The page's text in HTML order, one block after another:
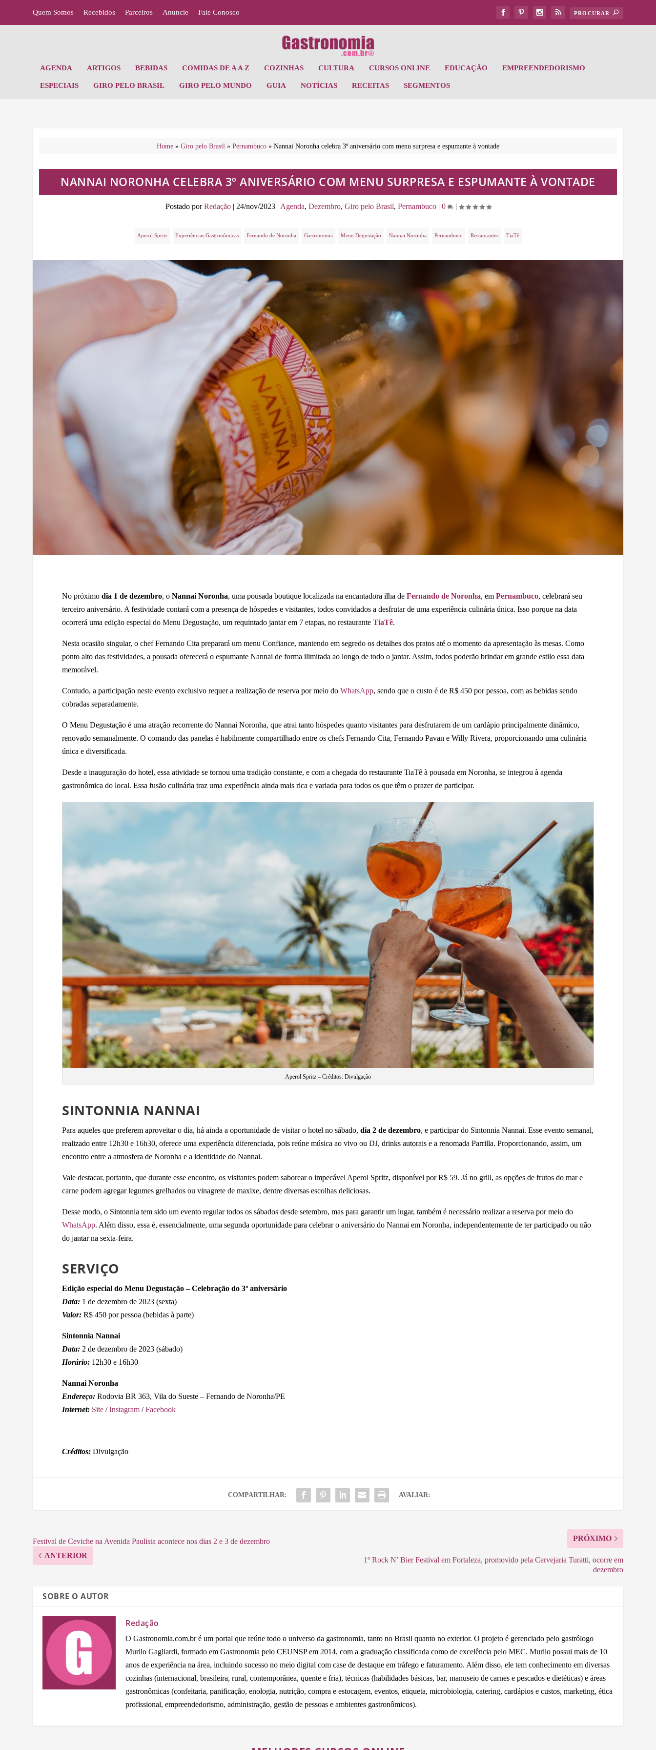
Quem Somos Recebidos Parceiros Anuncie Fale Conosco
AGENDA ARTIGOS BEBIDAS COMIDAS DE A A Z COZINHAS CULTURA CURSOS ONLINE EDUCAÇÃO EMPREENDEDORISMO
ESPECIAIS GIRO PELO BRASIL GIRO PELO MUNDO GUIA NOTÍCIAS RECEITAS SEGMENTOS
Home » Giro pelo Brasil » Pernambuco » Nannai Noronha celebra 3º aniversário com menu surpresa e espumante à vontade
NANNAI NORONHA CELEBRA 3º ANIVERSÁRIO COM MENU SURPRESA E ESPUMANTE À VONTADE
Postado porRedação| 24/nov/2023| Agenda, Dezembro, Giro pelo Brasil, Pernambuco| 0 |
Aperol Spritz Experiências Gastronômicas Fernando de Noronha Gastronomia Menu Degustação Nannai Noronha Pernambuco Restaurantes TiaTê
No próximodia 1 de dezembro, oNannai Noronha, uma pousada boutique localizada na encantadora ilha deFernando de Noronha, emPernambuco, celebrará seu
terceiro aniversário. A festividade contará com a presença de hóspedes e visitantes, todos convidados a desfrutar de uma experiência culinária única. Isso porque na data
ocorrerá uma edição especial do Menu Degustação, um requintado jantar em 7 etapas, no restauranteTiaTê.
Nesta ocasião singular, o chef Fernando Cita preparará um menu Confiance, mantendo em segredo os detalhes dos pratos até o momento da apresentação às mesas. Como
ponto alto das festividades, a pousada oferecerá o espumante Nannai de forma ilimitada ao longo de todo o jantar. Assim, todos poderão brindar em grande estilo essa data
memorável.
Contudo, a participação neste evento exclusivo requer a realização de reserva por meio doWhatsApp, sendo que o custo é de R$ 450 por pessoa, com as bebidas sendo
cobradas separadamente.
O Menu Degustação é uma atração recorrente do Nannai Noronha, que atrai tanto hóspedes quanto visitantes para desfrutarem de um cardápio principalmente dinâmico,
renovado semanalmente. O comando das panelas é habilmente compartilhado entre os chefs Fernando Cita, Fernando Pavan e Willy Rivera, proporcionando uma culinária
única e diversificada.
Desde a inauguração do hotel, essa atividade se tornou uma tradição constante, e com a chegada do restaurante TiaTê à pousada em Noronha, se integrou à agenda
gastronômica do local. Essa fusão culinária traz uma experiência ainda mais rica e variada para todos os que têm o prazer de participar.
Aperol Spritz – Créditos: Divulgação
SINTONNIA NANNAI
Para aqueles que preferem aproveitar o dia, há ainda a oportunidade de visitar o hotel no sábado,dia 2 de dezembro, e participar do Sintonnia Nannai. Esse evento semanal,
realizado entre 12h30 e 16h30, oferece uma experiência diferenciada, pois reúne música ao vivo ou DJ, drinks autorais e a renomada Parrilla. Proporcionando, assim, um
encontro entre a atmosfera de Noronha e a identidade do Nannai.
Vale destacar, portanto, que durante esse encontro, os visitantes podem saborear o impecável Aperol Spritz, disponível por R$ 59. Já no grill, as opções de frutos do mar e
carne podem agregar legumes grelhados ou vinagrete de maxixe, dentre diversas escolhas deliciosas.
Desse modo, o Sintonnia tem sido um evento regular todos os sábados desde setembro, mas para garantir um lugar, também é necessário realizar a reserva por meio do
WhatsApp. Além disso, essa é, essencialmente, uma segunda oportunidade para celebrar o aniversário do Nannai em Noronha, independentemente de ter participado ou não
do jantar na sexta-feira.
SERVIÇO
Edição especial do Menu Degustação – Celebração do 3º aniversário
Data: 1 de dezembro de 2023 (sexta)
Valor:R$ 450 por pessoa (bebidas à parte)
Sintonnia Nannai
Data: 2 de dezembro de 2023 (sábado)
Horário: 12h30 e 16h30
Nannai Noronha
Endereço: Rodovia BR 363, Vila do Sueste – Fernando de Noronha/PE
Internet: Site /Instagram /Facebook
Créditos:Divulgação
COMPARTILHAR: AVALIAR:
Festival de Ceviche na Avenida Paulista acontece nos dias 2 e 3 de dezembro
ANTERIOR
PRÓXIMO
1º Rock N’ Bier Festival em Fortaleza, promovido pela Cervejaria Turatti, ocorre em
dezembro
SOBRE O AUTOR
Redação
O Gastronomia.com.br é um portal que reúne todo o universo da gastronomia, tanto no Brasil quanto no exterior. O projeto é gerenciado pelo gastrólogo
Murilo Gagliardi, formado em Gastronomia pelo CEUNSP em 2014, com a graduação classificada como de excelência pelo MEC. Murilo possui mais de 10
anos de experiência na área, incluindo sucesso no meio digital com case de destaque em tráfego e faturamento. Além disso, ele tem conhecimento em diversas
cozinhas (internacional, brasileira, rural, contemporânea, quente e fria), técnicas (habilidades básicas, bar, manuseio de carnes e pescados e dietéticas) e áreas
gastronômicas (confeitaria, panificação, enologia, nutrição, compra e estocagem, eventos, etiqueta, microbiologia, catering, cardápios e custos, marketing, ética
profissional, empreendedorismo, administração, gestão de pessoas e ambientes gastronômicos).